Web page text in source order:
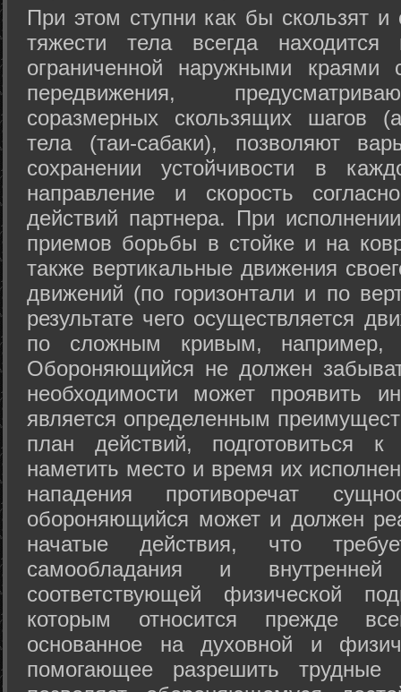
При этом ступни как бы скользят
тяжести тела всегда
ограниченной наружными краями
передвижения,
соразмерных скользящих шагов
тела (таи-сабаки), позволяют
сохранении устойчивости в
направление и скорость
действий партнера. При
приемов борьбы в стойке и на
также вертикальные движения
движений (по горизонтали и по
результате чего осуществляется
по сложным кривым, например,
Обороняющийся не должен
необходимости может проявить
является определенным
план действий, подготовиться
наметить место и время их
нападения противоречат
обороняющийся может и должен
начатые действия, что
самообладания и
соответствующей физической
которым относится прежде
основанное на духовной и
помогающее разрешить